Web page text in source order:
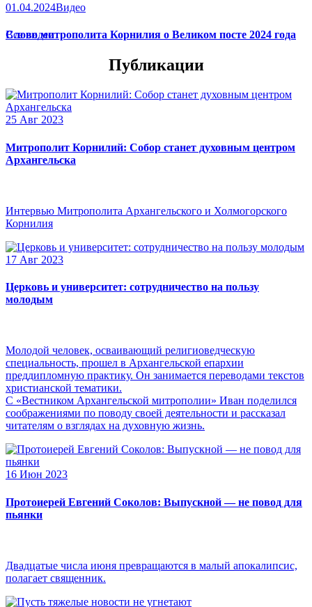
01.04.2024Видео
Слово митрополита Корнилия о Великом посте 2024 года
Все видео
Публикации
25 Авг 2023
Митрополит Корнилий: Собор станет духовным центром
Архангельска
Интервью Митрополита Архангельского и Холмогорского
Корнилия
17 Авг 2023
Церковь и университет: сотрудничество на пользу
молодым
Молодой человек, осваивающий религиоведческую
специальность, прошел в Архангельской епархии
преддипломную практику. Он занимается переводами текстов
христианской тематики.
С «Вестником Архангельской митрополии» Иван поделился
соображениями по поводу своей деятельности и рассказал
читателям о взглядах на духовную жизнь.
16 Июн 2023
Протоиерей Евгений Соколов: Выпускной — не повод для
пьянки
Двадцатые числа июня превращаются в малый апокалипсис,
полагает священник.